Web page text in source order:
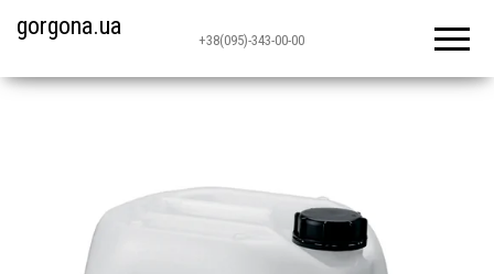
gorgona.ua
+38(095)-343-00-00